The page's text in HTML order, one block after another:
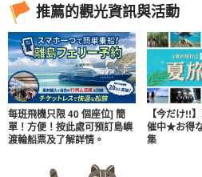
推薦的觀光資訊與活動
每班飛機只限 40 個座位] 簡
單！方便！按此處可預訂島嶼
渡輪船票及了解詳情。
【今だけ!!
催中★お得
集